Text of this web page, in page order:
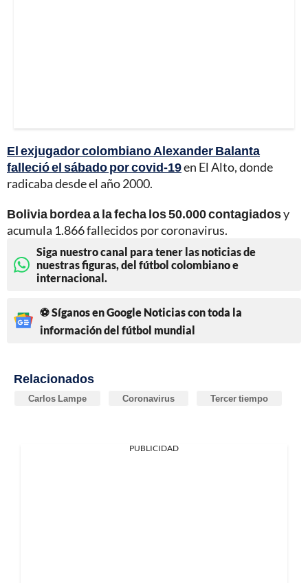
El exjugador colombiano Alexander Balanta
falleció el sábado por covid-19en El Alto, donde
radicaba desde el año 2000.
Bolivia bordea a la fecha los 50.000 contagiadosy
acumula 1.866 fallecidos por coronavirus.
Siga nuestro canal para tener las noticias de
nuestras figuras, del fútbol colombiano e
internacional.
⚽ Síganos en Google Noticias con toda la
información del fútbol mundial
Relacionados
Carlos Lampe Coronavirus Tercer tiempo
PUBLICIDAD